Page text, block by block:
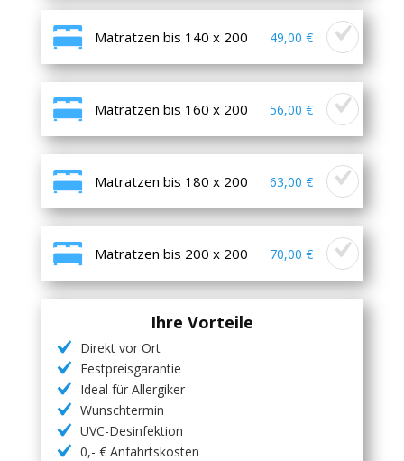
Matratzen bis 140 x 200 49,00 €
Matratzen bis 160 x 200 56,00 €
Matratzen bis 180 x 200 63,00 €
Matratzen bis 200 x 200 70,00 €
Ihre Vorteile
Direkt vor Ort
Festpreisgarantie
Ideal für Allergiker
Wunschtermin
UVC-Desinfektion
0,- € Anfahrtskosten